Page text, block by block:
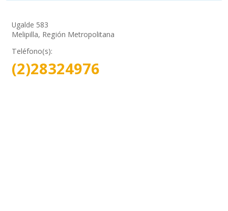
Ugalde 583
Melipilla, Región Metropolitana
Teléfono(s):
(2)28324976